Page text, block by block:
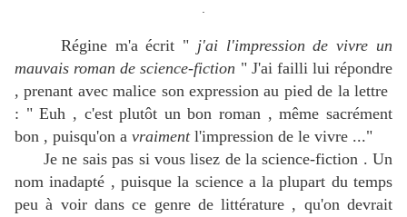
Régine m'a écrit " j'ai l'impression de vivre un
mauvais roman de science-fiction " J'ai failli lui répondre
, prenant avec malice son expression au pied de la lettre
: " Euh , c'est plutôt un bon roman , même sacrément
bon , puisqu'on a vraimentl'impression de le vivre ..."
Je ne sais pas si vous lisez de la science-fiction . Un
nom inadapté , puisque la science a la plupart du temps
peu à voir dans ce genre de littérature , qu'on devrait